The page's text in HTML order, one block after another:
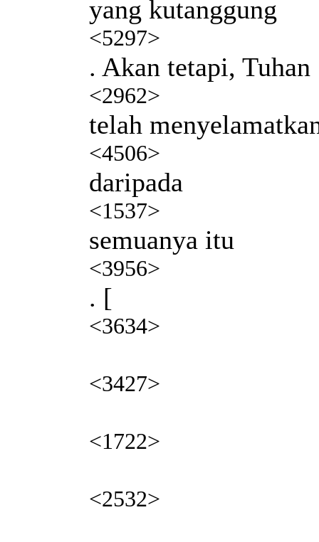
yang kutanggung
<5297>
. Akan tetapi, Tuhan
<2962>
telah
<4506>
daripada
<1537>
semuanya itu
<3956>
. [
<3634>
<3427>
<1722>
<2532>